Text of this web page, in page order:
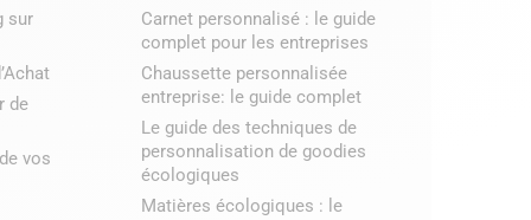
sur
de
vos
Carnet personnalisé : le guide
complet pour les entreprises
Chaussette personnalisée
entreprise: le guide complet
Le guide des techniques de
personnalisation de goodies
écologiques
Matières écologiques : le